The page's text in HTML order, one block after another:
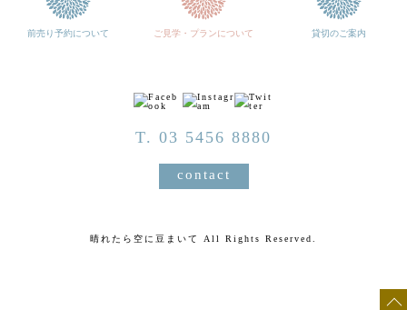
前売り予約について ご見学・プランについて 貸切のご案内
T. 03 5456 8880
contact
晴れたら空に豆まいて All Rights Reserved.